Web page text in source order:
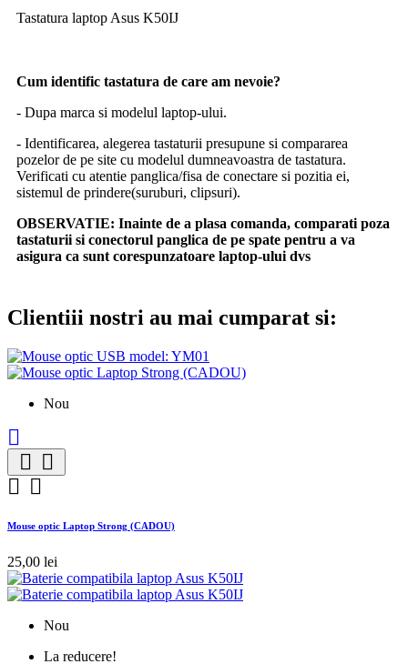
Tastatura laptop Asus K50IJ
Cum identific tastatura de care am nevoie?
- Dupa marca si modelul laptop-ului.
- Identificarea, alegerea tastaturii presupune si compararea
pozelor de pe site cu modelul dumneavoastra de tastatura.
Verificati cu atentie panglica/fisa de conectare si pozitia ei,
sistemul de prindere(suruburi, clipsuri).
OBSERVATIE: Inainte de a plasa comanda, comparati poza
tastaturii si conectorul panglica de pe spate pentru a va
asigura ca sunt corespunzatoare laptop-ului dvs
Clientiii nostri au mai cumparat si:
Nou





Mouse optic Laptop Strong (CADOU)
25,00 lei
Nou
La reducere!